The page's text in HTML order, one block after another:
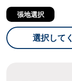
張地選択
選択して